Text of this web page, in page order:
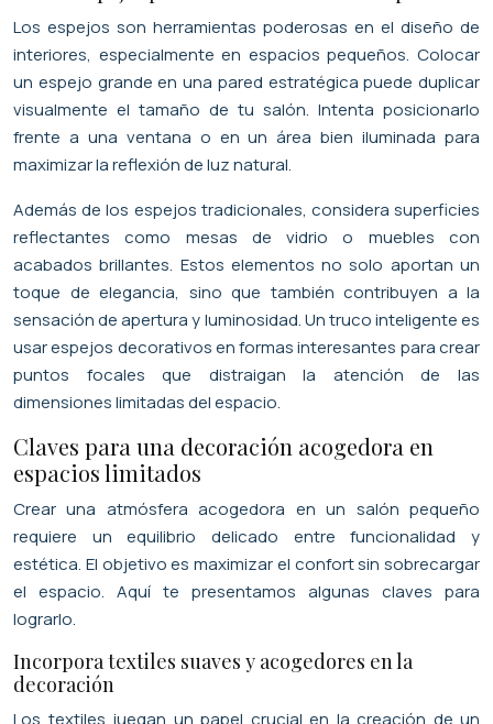
Los espejos son herramientas poderosas en el diseño de
interiores, especialmente en espacios pequeños. Colocar
un espejo grande en una pared estratégica puede duplicar
visualmente el tamaño de tu salón. Intenta posicionarlo
frente a una ventana o en un área bien iluminada para
maximizar la reflexión de luz natural.
Además de los espejos tradicionales, considera superficies
reflectantes como mesas de vidrio o muebles con
acabados brillantes. Estos elementos no solo aportan un
toque de elegancia, sino que también contribuyen a la
sensación de apertura y luminosidad. Un truco inteligente es
usar espejos decorativos en formas interesantes para crear
puntos focales que distraigan la atención de las
dimensiones limitadas del espacio.
Claves para una decoración acogedora en
espacios limitados
Crear una atmósfera acogedora en un salón pequeño
requiere un equilibrio delicado entre funcionalidad y
estética. El objetivo es maximizar el confort sin sobrecargar
el espacio. Aquí te presentamos algunas claves para
lograrlo.
Incorpora textiles suaves y acogedores en la
decoración
Los textiles juegan un papel crucial en la creación de un